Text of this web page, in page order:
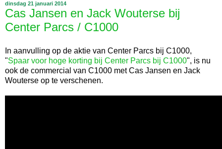
dinsdag 21 januari 2014
Cas Jansen en Jack Wouterse bij
Center Parcs / C1000
In aanvulling op de aktie van Center Parcs bij C1000,
"Spaar voor hoge korting bij Center Parcs bij C1000", is nu
ook de commercial van C1000 met Cas Jansen en Jack
Wouterse op te verschenen.